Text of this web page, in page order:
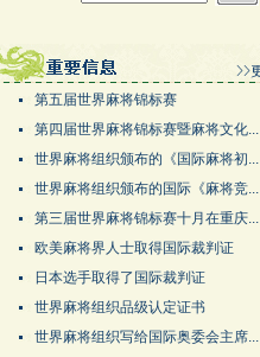
第五届世界麻将锦标赛
第四届世界麻将锦标赛暨麻将文化...
世界麻将组织颁布的《国际麻将初...
世界麻将组织颁布的国际《麻将竞...
第三届世界麻将锦标赛十月在重庆...
欧美麻将界人士取得国际裁判证
日本选手取得了国际裁判证
世界麻将组织品级认定证书
世界麻将组织写给国际奥委会主席...